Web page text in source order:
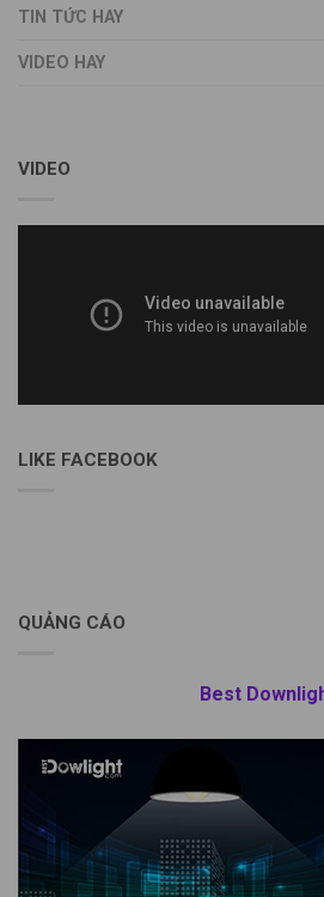
TIN TỨC HAY
VIDEO HAY
VIDEO
LIKE FACEBOOK
QUẢNG CÁO
Best